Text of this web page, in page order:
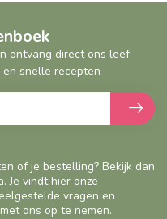
of je bestelling? Bekijk dan
Je vindt hier onze
vragen en
ons op te nemen.
ontvang direct ons leef
snelle recepten